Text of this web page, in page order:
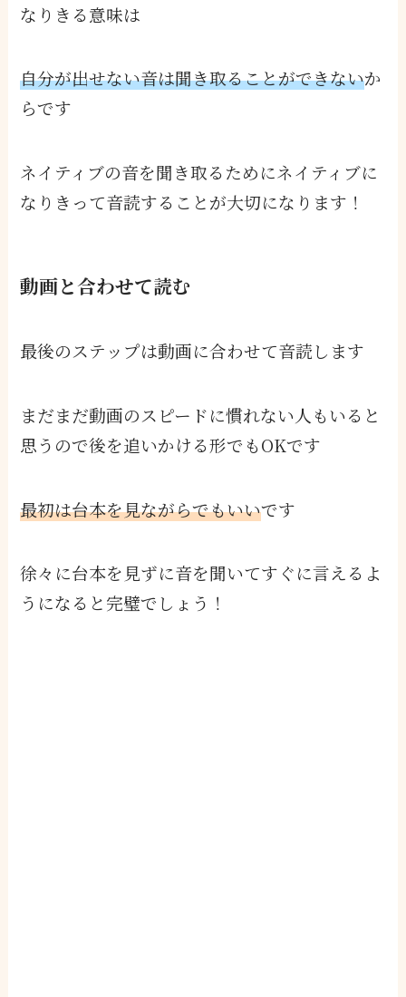
なりきる意味は
自分が出せない音は聞き取ることができないか
らです
ネイティブの音を聞き取るためにネイティブに
なりきって音読することが大切になります！
動画と合わせて読む
最後のステップは動画に合わせて音読します
まだまだ動画のスピードに慣れない人もいると
思うので後を追いかける形でもOKです
最初は台本を見ながらでもいいです
徐々に台本を見ずに音を聞いてすぐに言えるよ
うになると完璧でしょう！